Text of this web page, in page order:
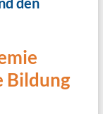
Bildung